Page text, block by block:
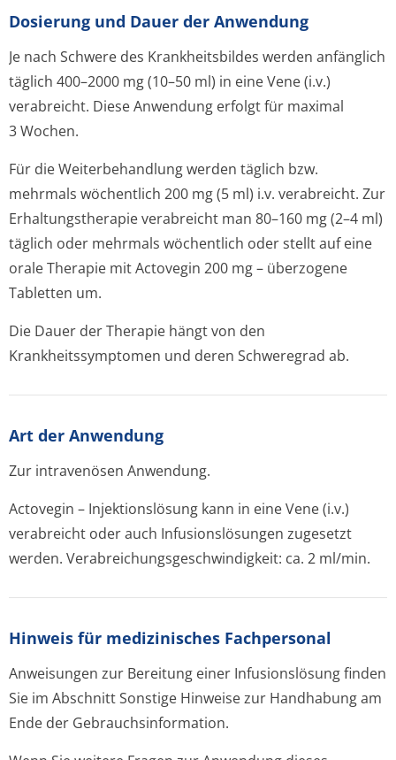
Dosierung und Dauer der Anwendung
Je nach Schwere des Krankheitsbildes werden anfänglich
täglich 400–2000 mg (10–50 ml) in eine Vene (i.v.)
verabreicht. Diese Anwendung erfolgt für maximal
3 Wochen.
Für die Weiterbehandlung werden täglich bzw.
mehrmals wöchentlich 200 mg (5 ml) i.v. verabreicht. Zur
Erhaltungstherapie verabreicht man 80–160 mg (2–4 ml)
täglich oder mehrmals wöchentlich oder stellt auf eine
orale Therapie mit Actovegin 200 mg – überzogene
Tabletten um.
Die Dauer der Therapie hängt von den
Krankheitssymptomen und deren Schweregrad ab.
Art der Anwendung
Zur intravenösen Anwendung.
Actovegin – Injektionslösung kann in eine Vene (i.v.)
verabreicht oder auch Infusionslösungen zugesetzt
werden. Verabreichungsges­chwindigkeit: ca. 2 ml/min.
Hinweis für medizinisches Fachpersonal
Anweisungen zur Bereitung einer Infusionslösung finden
Sie im Abschnitt Sonstige Hinweise zur Handhabung am
Ende der Gebrauchsinfor­mation.